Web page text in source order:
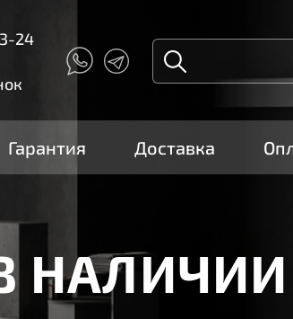
24
Гарантия Доставка
НАЛИЧИИ